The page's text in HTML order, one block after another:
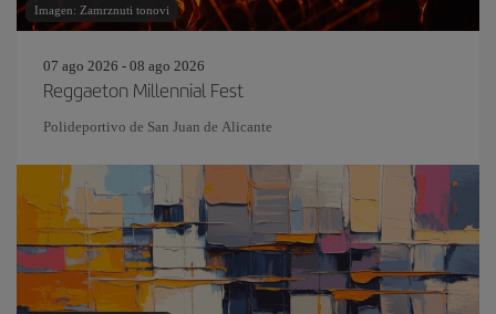
Imagen: Zamrznuti tonovi
07 ago 2026 - 08 ago 2026
Reggaeton Millennial Fest
Polideportivo de San Juan de Alicante